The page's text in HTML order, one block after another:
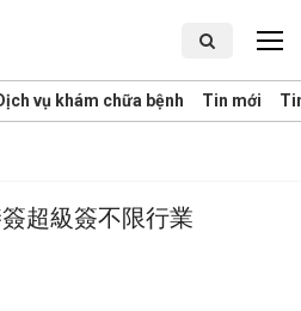
vụ khám chữa bệnh Tin mới
超級簽不限行業